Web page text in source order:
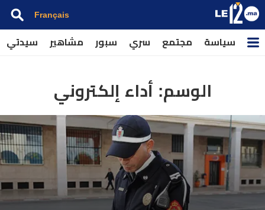
Français
سياسة مجتمع سري سبور مشاهير سيدتي
الوسم: أداء إلكتروني